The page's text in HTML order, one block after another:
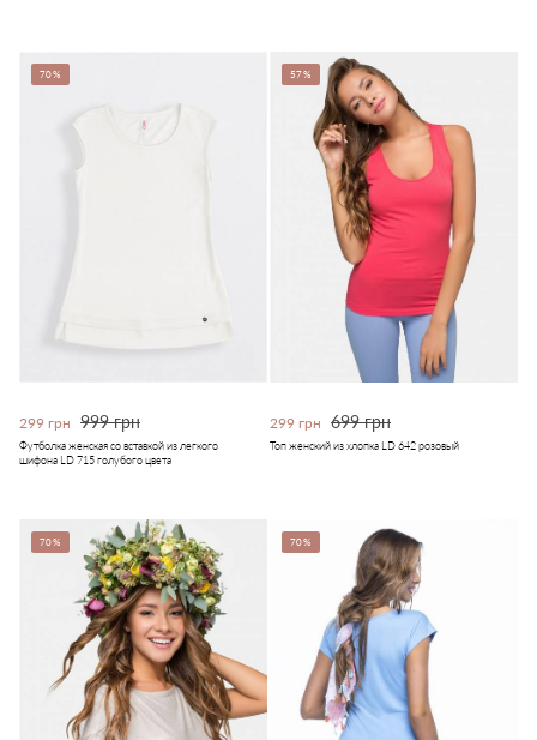
70%
299 грн 999 грн
Футболка женская со вставкой из легкого
шифона LD 715 голубого цвета
57%
299 грн 699 грн
Топ женский из хлопка LD 642 розовый
70% 70%